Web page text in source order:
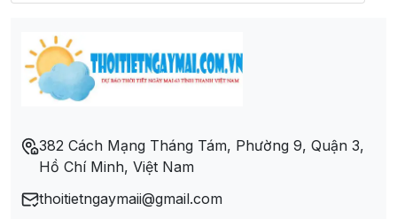
Xã Pú Nhung
Xã Quài Nưa
382 Cách Mạng Tháng Tám, Phường 9, Quận 3,
Hồ Chí Minh, Việt Nam
thoitietngaymaii@gmail.com